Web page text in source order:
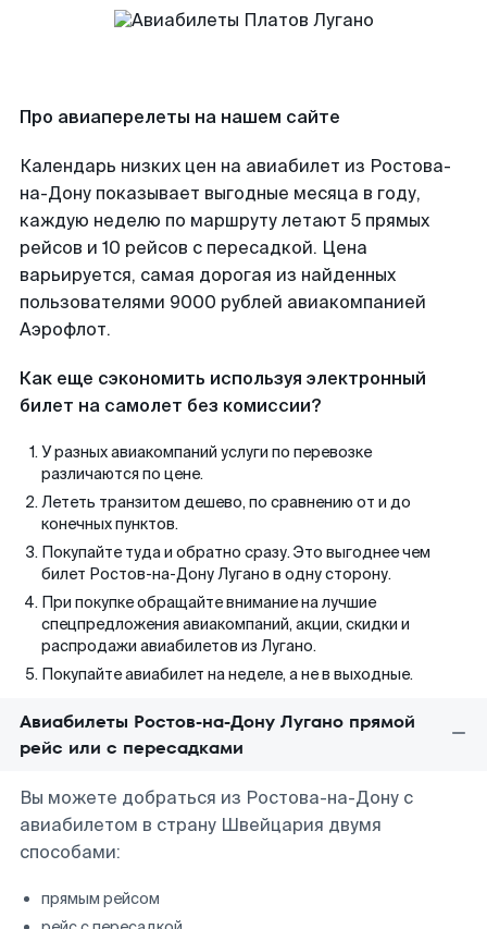
Про авиаперелеты на нашем сайте
Календарь низких цен на авиабилет из Ростова-
на-Дону показывает выгодные месяца в году,
каждую неделю по маршруту летают 5 прямых
рейсов и 10 рейсов с пересадкой. Цена
варьируется, самая дорогая из найденных
пользователями 9000 рублей авиакомпанией
Аэрофлот.
Как еще сэкономить используя электронный
билет на самолет без комиссии?
У разных авиакомпаний услуги по перевозке
различаются по цене.
Лететь транзитом дешево, по сравнению от и до
конечных пунктов.
Покупайте туда и обратно сразу. Это выгоднее чем
билет Ростов-на-Дону Лугано в одну сторону.
При покупке обращайте внимание на лучшие
спецпредложения авиакомпаний, акции, скидки и
распродажи авиабилетов из Лугано.
Покупайте авиабилет на неделе, а не в выходные.
Авиабилеты Ростов-на-Дону Лугано прямой
рейс или с пересадками
Вы можете добраться из Ростова-на-Дону с
авиабилетом в страну Швейцария двумя
способами:
прямым рейсом